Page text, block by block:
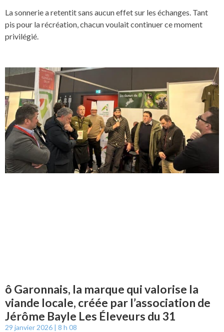
La sonnerie a retentit sans aucun effet sur les échanges. Tant
pis pour la récréation, chacun voulait continuer ce moment
privilégié.
ô Garonnais, la marque qui valorise la
viande locale, créée par l’association de
Jérôme Bayle Les Éleveurs du 31
29 janvier 2026 8 h 08